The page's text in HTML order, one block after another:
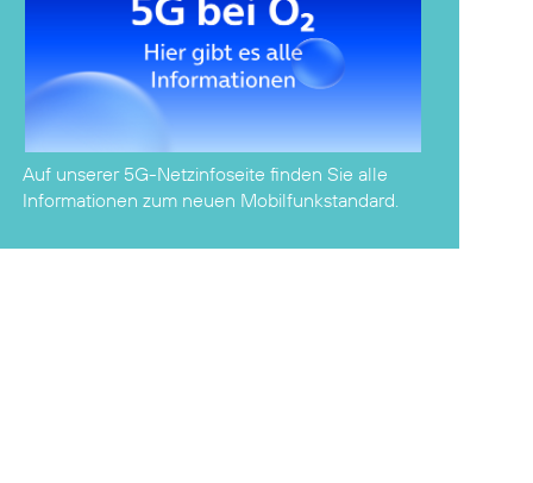
Auf unserer 5G-Netzinfoseite finden Sie alle
Informationen zum neuen Mobilfunkstandard.